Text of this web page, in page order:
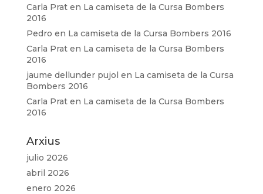
Carla Praten La camiseta de la Cursa Bombers
2016
Pedro en La camiseta de la Cursa Bombers 2016
Carla Praten La camiseta de la Cursa Bombers
2016
jaume dellunder pujol en La camiseta de la Cursa
Bombers 2016
Carla Praten La camiseta de la Cursa Bombers
2016
Arxius
julio 2026
abril 2026
enero 2026